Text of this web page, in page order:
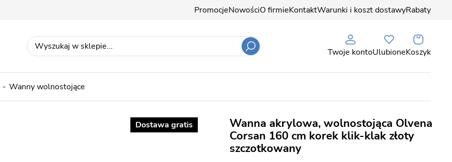
PromocjeNowościO firmieKontaktWarunki i koszt dostawyRabaty
Twoje kontoUlubioneKoszyk
Wanny wolnostojące
Dostawa gratis
Wanna akrylowa, wolnostojąca Olvena
Corsan 160 cm korek klik-klak złoty
szczotkowany